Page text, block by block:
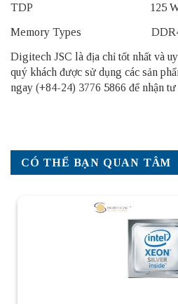
TDP 125
Memory Types DDR4-
Digitech JSC là địa chỉ tốt nhất và
quý khách được sử dụng các sản
ngay (+84-24) 3776 5866 để nhận
CÓ THỂ BẠN QUAN TÂM